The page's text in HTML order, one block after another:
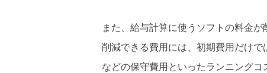
また、給与計算に使うソフトの料金が
削減できる費用には、初期費用だけ
などの保守費用といったランニングコ